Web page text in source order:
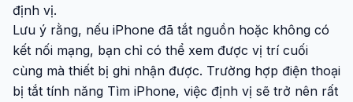
định vị.
Lưu ý rằng, nếu iPhone đã tắt nguồn hoặc không có
kết nối mạng, bạn chỉ có thể xem được vị trí cuối
cùng mà thiết bị ghi nhận được. Trường hợp điện thoại
bị tắt tính năng Tìm iPhone, việc định vị sẽ trở nên rất